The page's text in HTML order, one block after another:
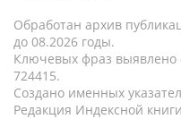
Обработан архив
до 08.2026 годы.
Ключевых фраз выявлено
724415.
Создано именных
Редакция Индексной